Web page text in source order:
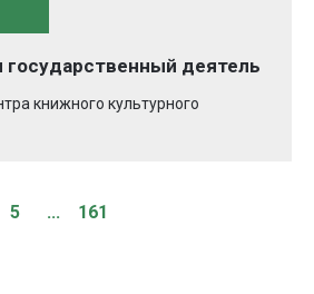
государственный деятель
книжного культурного
5 ... 161